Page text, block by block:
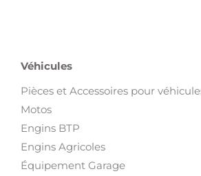
Véhicules
Pièces et Accessoires pour
Motos
Engins BTP
Engins Agricoles
Équipement Garage